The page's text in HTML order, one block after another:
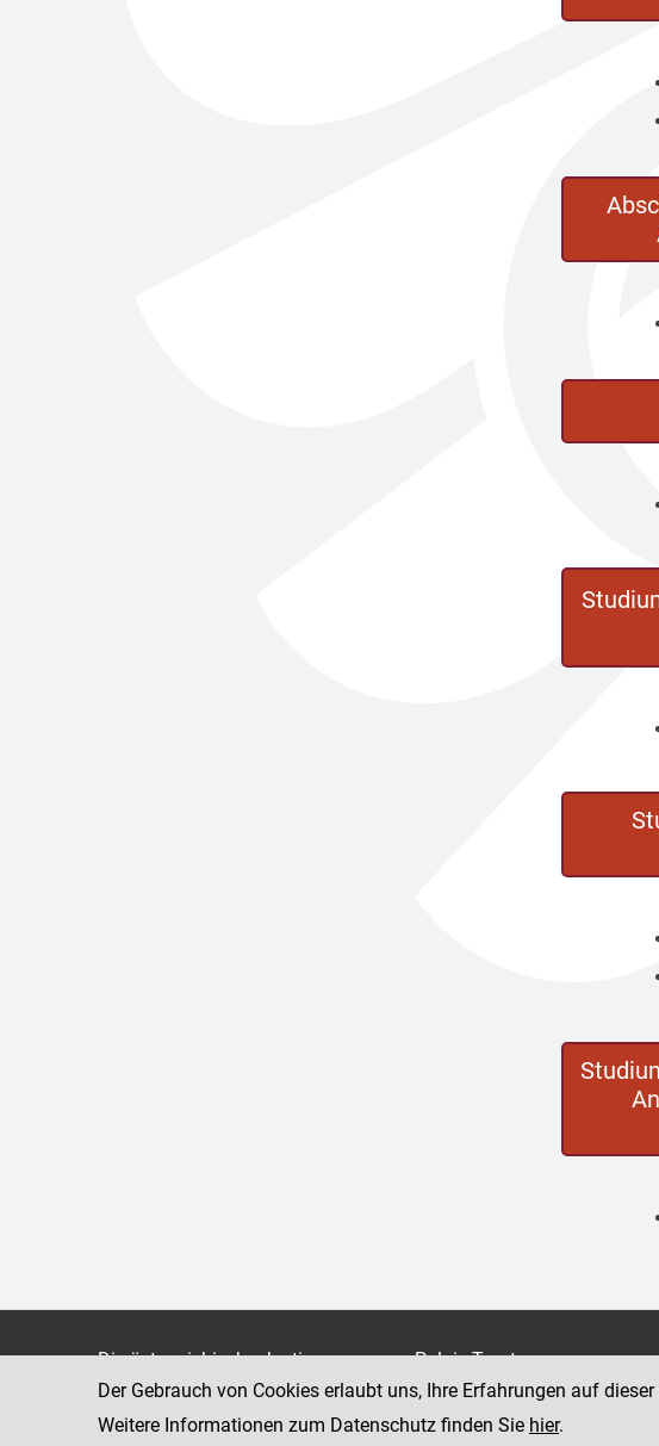
Die österreichische Justiz
Bundesministerium für Justiz
justiz.gv.at
Palais Trautson
Museumstraße 7
1070 Wien
Der Gebrauch von Cookies erlaubt uns, Ihre Erfahrungen auf
Weitere Informationen zum Datenschutz finden Sie hier.